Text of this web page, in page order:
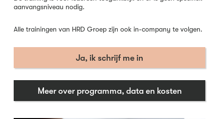
aanvangsniveau nodig.
Alle trainingen van HRD Groep zijn ook in-company te volgen.
Ja, ik schrijf me in
Meer over programma, data en kosten